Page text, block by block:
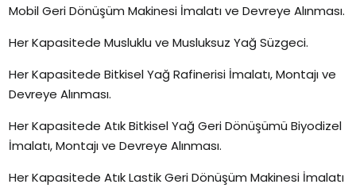
Mobil Geri Dönüşüm Makinesi İmalatı ve Devreye Alınması.
Her Kapasitede Musluklu ve Musluksuz Yağ Süzgeci.
Her Kapasitede Bitkisel Yağ Rafinerisi İmalatı, Montajı ve
Devreye Alınması.
Her Kapasitede Atık Bitkisel Yağ Geri Dönüşümü Biyodizel
İmalatı, Montajı ve Devreye Alınması.
Her Kapasitede Atık Lastik Geri Dönüşüm Makinesi İmalatı